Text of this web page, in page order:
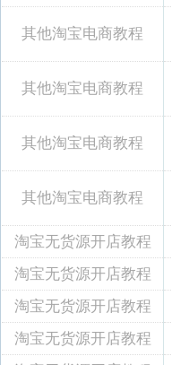
其他淘宝电商教程
其他淘宝电商教程
其他淘宝电商教程
其他淘宝电商教程
淘宝无货源开店教程
淘宝无货源开店教程
淘宝无货源开店教程
淘宝无货源开店教程